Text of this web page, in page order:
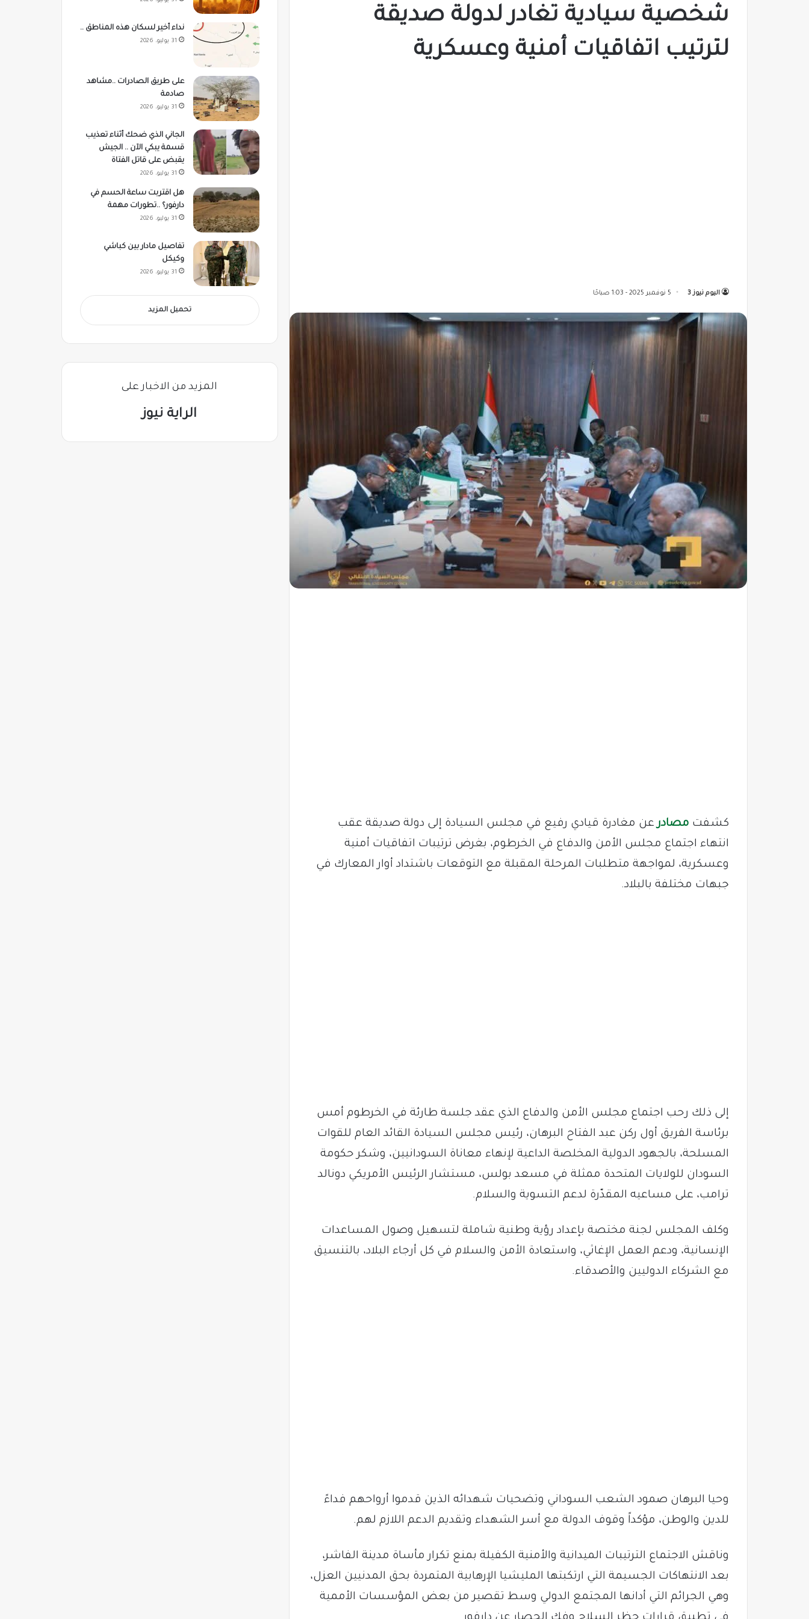
شخصية سيادية تغادر لدولة صديقة
لترتيب اتفاقيات أمنية وعسكرية
اليوم نيوز 3 5 نوفمبر 2025 - 1:03 صباحًا
كشفت مصادرعن مغادرة قيادي رفيع في مجلس السيادة إلى دولة صديقة عقب
انتهاء اجتماع مجلس الأمن والدفاع في الخرطوم، بغرض ترتيبات اتفاقيات أمنية
وعسكرية، لمواجهة متطلبات المرحلة المقبلة مع التوقعات باشتداد أوار المعارك في
جبهات مختلفة بالبلاد.
إلى ذلك رحب اجتماع مجلس الأمن والدفاع الذي عقد جلسة طارئة في الخرطوم أمس
برئاسة الفريق أول ركن عبد الفتاح البرهان، رئيس مجلس السيادة القائد العام للقوات
المسلحة، بالجهود الدولية المخلصة الداعية لإنهاء معاناة السودانيين، وشكر حكومة
السودان للولايات المتحدة ممثلة في مسعد بولس، مستشار الرئيس الأمريكي دونالد
ترامب، على مساعيه المقدّرة لدعم التسوية والسلام.
وكلف المجلس لجنة مختصة بإعداد رؤية وطنية شاملة لتسهيل وصول المساعدات
الإنسانية، ودعم العمل الإغاثي، واستعادة الأمن والسلام في كل أرجاء البلاد، بالتنسيق
مع الشركاء الدوليين والأصدقاء.
وحيا البرهان صمود الشعب السوداني وتضحيات شهدائه الذين قدموا أرواحهم فداءً
للدين والوطن، مؤكداً وقوف الدولة مع أسر الشهداء وتقديم الدعم اللازم لهم.
وناقش الاجتماع الترتيبات الميدانية والأمنية الكفيلة بمنع تكرار مأساة مدينة الفاشر،
بعد الانتهاكات الجسيمة التي ارتكبتها المليشيا الإرهابية المتمردة بحق المدنيين العزل،
وهي الجرائم التي أدانها المجتمع الدولي وسط تقصير من بعض المؤسسات الأممية
نداء أخير لسكان هذه المناطق ..
31 يوليو، 2026
على طريق الصادرات ..مشاهد
صادمة
31 يوليو، 2026
الجاني الذي ضحك أثناء تعذيب
قسمة يبكي الآن .. الجيش
يقبض على قاتل الفتاة
31 يوليو، 2026
هل اقتربت ساعة الحسم في
دارفور؟ ..تطورات مهمة
31 يوليو، 2026
تفاصيل مادار بين كباشي
وكيكل
31 يوليو، 2026
تحميل المزيد
المزيد من الاخبار على
الراية نيوز